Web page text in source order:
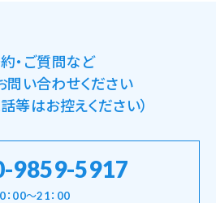
・ご質問など
問い合わせください
等はお控えください）
9859-5917
00～21：00